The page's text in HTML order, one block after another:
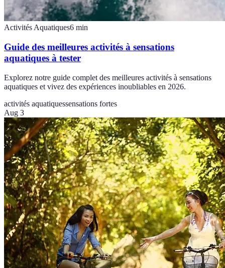
Activités Aquatiques6 min
Guide des meilleures activités à sensations
aquatiques à tester
Explorez notre guide complet des meilleures activités à sensations
aquatiques et vivez des expériences inoubliables en 2026.
activités aquatiquessensations fortes
Aug 3